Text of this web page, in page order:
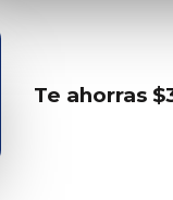
Te ahorras